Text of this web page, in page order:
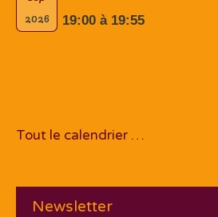
2026 19:00 à 19:55
Tout le calendrier …
Newsletter